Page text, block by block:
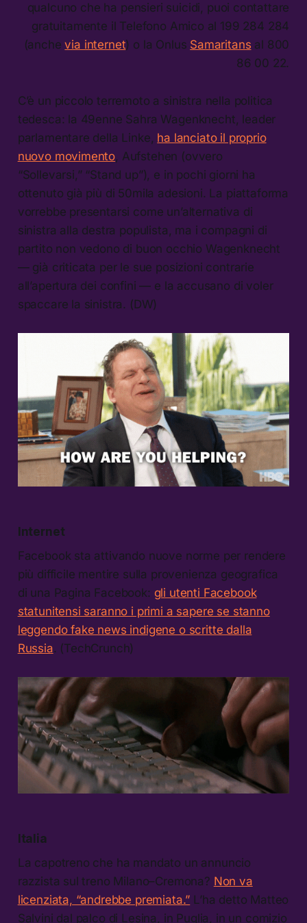
qualcuno che ha pensieri suicidi, puoi contattare
gratuitamente il Telefono Amico al 199 284 284
(anchevia internet) o la Onlus Samaritans al 800
86 00 22.
C’è un piccolo terremoto a sinistra nella politica
tedesca: la 49enne Sahra Wagenknecht, leader
parlamentare della Linke, ha lanciato il proprio
nuovo movimento, Aufstehen (ovvero
“Sollevarsi,” “Stand up”), e in pochi giorni ha
ottenuto già più di 50mila adesioni. La piattaforma
vorrebbe presentarsi come un’alternativa di
sinistra alla destra populista, ma i compagni di
partito non vedono di buon occhio Wagenknecht
— già criticata per le sue posizioni contrarie
all’apertura dei confini — e la accusano di voler
spaccare la sinistra. (DW)
Internet
Facebook sta attivando nuove norme per rendere
più difficile mentire sulla provenienza geografica
di una Pagina Facebook: gli utenti Facebook
statunitensi saranno i primi a sapere se stanno
leggendo fake news indigene o scritte dalla
Russia. (TechCrunch)
Italia
La capotreno che ha mandato un annuncio
razzista sul treno Milano–Cremona? Non va
licenziata, “andrebbe premiata.” L’ha detto Matteo
Salvini dal palco di Lesina, in Puglia, in un comizio